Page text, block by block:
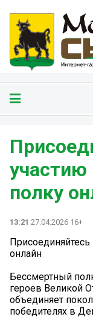
участию
полку
13:21 27.04.2026 16+
онлайн
Бессмертный
героев Великой
объединяет
победителях в